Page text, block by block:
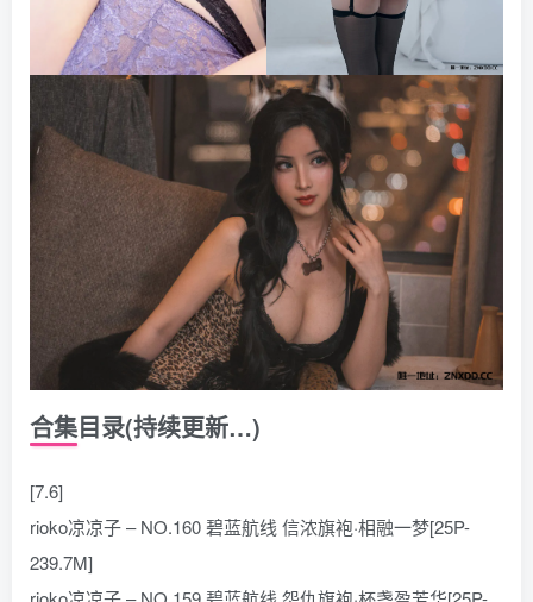
合集目录(持续更新…)
[7.6]
rioko凉凉子 – NO.160 碧蓝航线 信浓旗袍·相融一梦[25P-
239.7M]